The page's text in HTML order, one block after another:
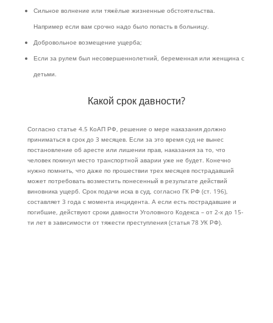
Сильное волнение или тяжёлые жизненные обстоятельства.
Например если вам срочно надо было попасть в больницу.
Добровольное возмещение ущерба;
Если за рулем был несовершеннолетний, беременная или женщина с
детьми.
Какой срок давности?
Согласно статье 4.5 КоАП РФ, решение о мере наказания должно
приниматься в срок до 3 месяцев. Если за это время суд не вынес
постановление об аресте или лишении прав, наказания за то, что
человек покинул место транспортной аварии уже не будет. Конечно
нужно помнить, что даже по прошествии трех месяцев пострадавший
может потребовать возместить понесенный в результате действий
виновника ущерб. Срок подачи иска в суд, согласно ГК РФ (ст. 196),
составляет 3 года с момента инцидента. А если есть пострадавшие и
погибшие, действуют сроки давности Уголовного Кодекса – от 2-х до 15-
ти лет в зависимости от тяжести преступления (статья 78 УК РФ).